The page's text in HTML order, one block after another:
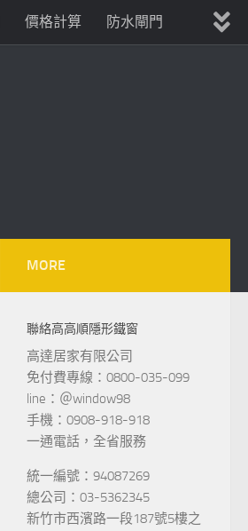
價格計算 防水閘門
MORE
聯絡高高順隱形鐵窗
高達居家有限公司
免付費專線：0800-035-099
line：＠window98
手機：0908-918-918
一通電話，全省服務
統一編號：94087269
總公司：03-5362345
新竹市西濱路一段187號5樓之